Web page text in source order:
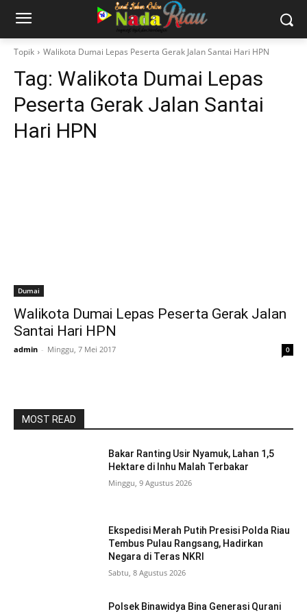
Topik Walikota Dumai Lepas Peserta Gerak Jalan Santai Hari HPN
Tag: Walikota Dumai Lepas
Peserta Gerak Jalan Santai
Hari HPN
Dumai
Walikota Dumai Lepas Peserta Gerak Jalan
Santai Hari HPN
admin - Minggu, 7 Mei 2017 0
MOST READ
Bakar Ranting Usir Nyamuk, Lahan 1,5
Hektare di Inhu Malah Terbakar
Minggu, 9 Agustus 2026
Ekspedisi Merah Putih Presisi Polda Riau
Tembus Pulau Rangsang, Hadirkan
Negara di Teras NKRI
Sabtu, 8 Agustus 2026
Polsek Binawidya Bina Generasi Qurani